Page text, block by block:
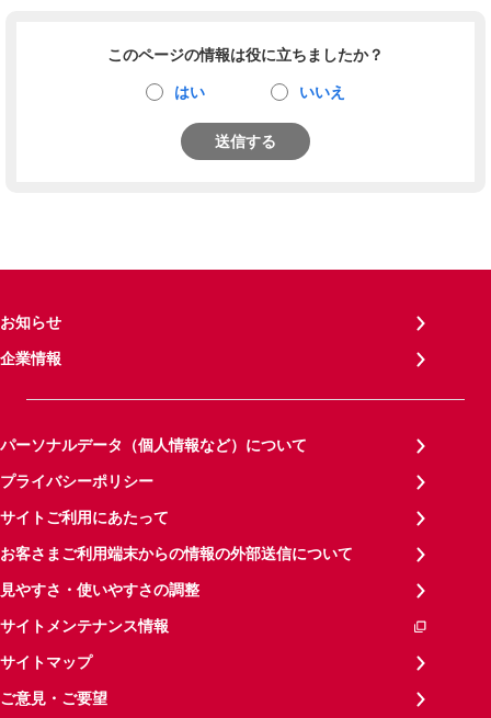
このページの情報は役に立ちましたか？
はい いいえ
送信する
お知らせ
企業情報
パーソナルデータ（個人情報など）について
プライバシーポリシー
サイトご利用にあたって
お客さまご利用端末からの情報の外部送信について
見やすさ・使いやすさの調整
サイトメンテナンス情報
サイトマップ
ご意見・ご要望